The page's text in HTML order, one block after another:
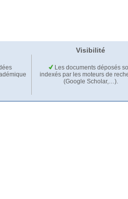
Visibilité
Les documents déposés
indexés par les moteurs de
(Google Scholar,…).